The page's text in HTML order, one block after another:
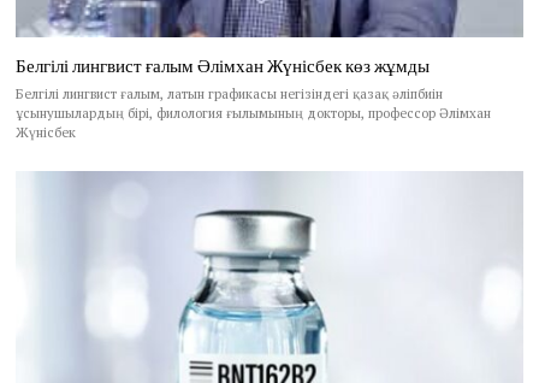
Белгілі лингвист ғалым Әлімхан Жүнісбек көз жұмды
Белгілі лингвист ғалым, латын графикасы негізіндегі қазақ әліпбиін
ұсынушылардың бірі, филология ғылымының докторы, профессор Әлімхан
Жүнісбек